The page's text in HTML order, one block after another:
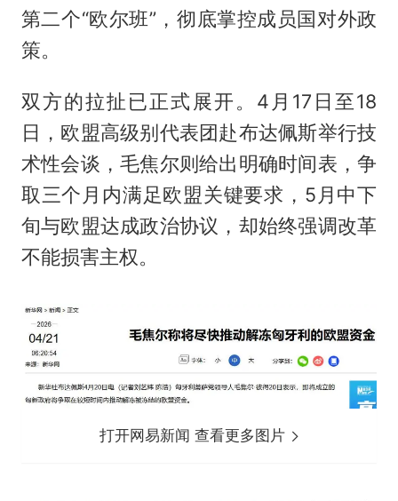
第二个“欧尔班”，彻底掌控成员国对外政
策。
双方的拉扯已正式展开。4月17日至18
日，欧盟高级别代表团赴布达佩斯举行技
术性会谈，毛焦尔则给出明确时间表，争
取三个月内满足欧盟关键要求，5月中下
旬与欧盟达成政治协议，却始终强调改革
不能损害主权。
打开网易新闻 查看更多图片